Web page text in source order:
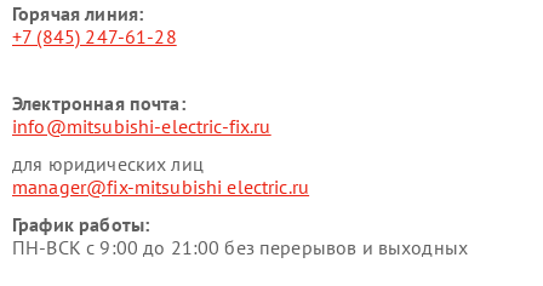
Горячая линия:
+7 (845) 247-61-28
Электронная почта:
info@mitsubishi-electric-fix.ru
для юридических лиц
manager@fix-mitsubishi electric.ru
График работы:
ПН-ВСК с 9:00 до 21:00 без перерывов и выходных